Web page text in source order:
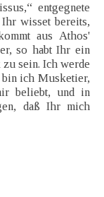
entgegnete
wisset bereits,
aus Athos'
so habt Ihr ein
sein. Ich werde
ich Musketier,
beliebt, und in
daß Ihr mich